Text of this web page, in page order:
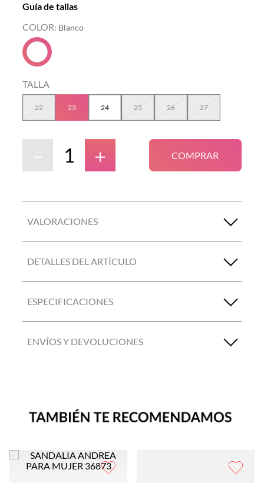
Guía de tallas
COLOR: Blanco
TALLA
22 23 24 25 26 27
＋
－ COMPRAR
VALORACIONES
DETALLES DEL ARTÍCULO
ESPECIFICACIONES
ENVÍOS Y DEVOLUCIONES